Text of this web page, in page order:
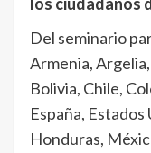
los ciudadanos
Del seminario
Armenia,
Bolivia, Chile,
España,
Honduras,